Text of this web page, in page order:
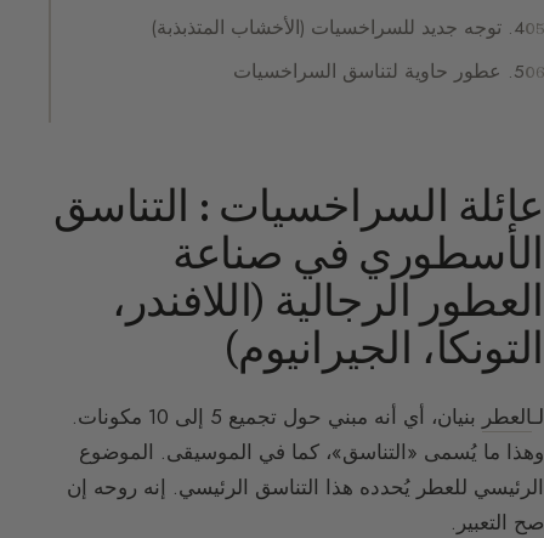
4. توجه جديد للسراخسيات (الأخشاب المتذبذبة)
5. عطور حاوية لتناسق السراخسيات
عائلة السراخسيات : التناسق
الأسطوري في صناعة
العطور الرجالية (اللافندر،
التونكا، الجيرانيوم)
لـالعطر
بنيان، أي أنه مبني حول تجميع 5 إلى 10 مكونات.
وهذا ما يُسمى «التناسق»، كما في الموسيقى. الموضوع
الرئيسي للعطر يُحدده هذا التناسق الرئيسي. إنه روحه إن
صح التعبير.